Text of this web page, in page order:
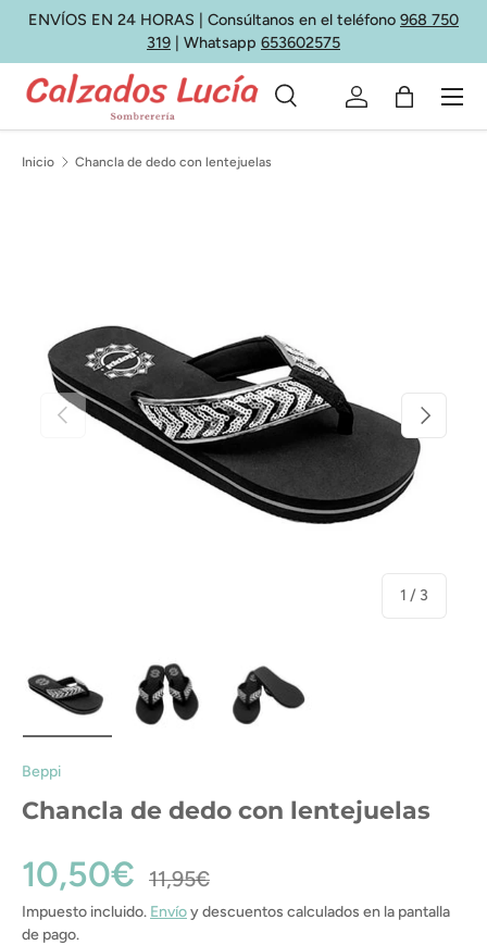
Ir al contenido
ENVÍOS EN 24 HORAS | Consúltanos en el teléfono 968 750
319 | Whatsapp 653602575
Buscar
Tipo de producto
Buscar Iniciar sesión
Bolsa
Menú
Inicio Chancla de dedo con lentejuelas
Anterior
1 / de
3
Siguiente
Beppi
Chancla de dedo con lentejuelas
10,50€ 11,95€
Impuesto incluido. Envíoy descuentos calculados en la pantalla
de pago.